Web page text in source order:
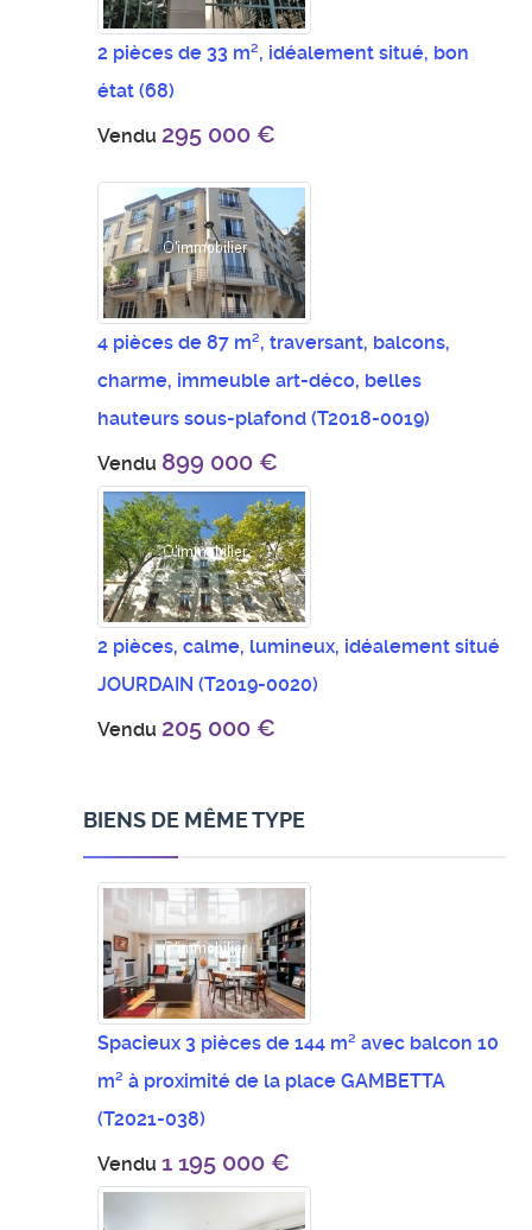
2 pièces de 33 m², idéalement situé, bon
état (68)
Vendu 295 000 €
4 pièces de 87 m², traversant, balcons,
charme, immeuble art-déco, belles
hauteurs sous-plafond (T2018-0019)
Vendu 899 000 €
2 pièces, calme, lumineux, idéalement situé
JOURDAIN (T2019-0020)
Vendu 205 000 €
BIENS DE MÊME TYPE
Spacieux 3 pièces de 144 m² avec balcon 10
m² à proximité de la place GAMBETTA
(T2021-038)
Vendu 1 195 000 €